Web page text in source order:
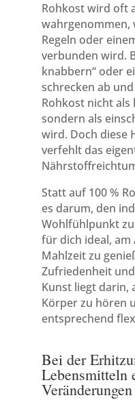
Rohkost wird oft
wahrgenommen,
Regeln oder
verbunden wird.
knabbern“ oder
schrecken ab
Rohkost nicht
sondern als
wird. Doch diese
verfehlt das
Statt auf 100 %
es darum, den
Wohlfühlpunkt
für dich ideal, am
Mahlzeit zu
Zufriedenheit
Kunst liegt darin,
Körper zu hören
entsprechend
Bei der
Lebensmitteln
Veränderungen